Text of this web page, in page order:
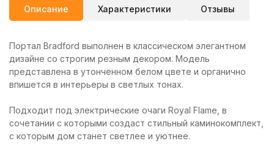
Описание Характеристики Отзывы
Портал Bradford выполнен в классическом элегантном
дизайне со строгим резным декором. Модель
представлена в утонченном белом цвете и органично
впишется в интерьеры в светлых тонах.
Подходит под электрические очаги Royal Flame, в
сочетании с которыми создаст стильный каминокомплект,
с которым дом станет светлее и уютнее.